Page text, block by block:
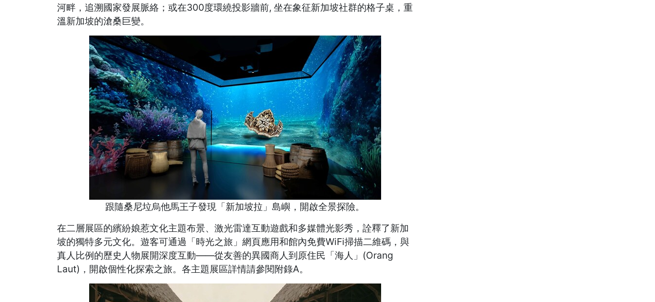
河畔，追溯國家發展脈絡；或在300度環繞投影牆前, 坐在象征新加坡社群的格子桌，重
溫新加坡的滄桑巨變。
跟隨桑尼垃烏他馬王子發現「新加坡拉」島嶼，開啟全景探險。
在二層展區的繽紛娘惹文化主題布景、激光雷達互動遊戲和多媒體光影秀，詮釋了新加
坡的獨特多元文化。遊客可通過「時光之旅」網頁應用和館內免費WiFi掃描二維碼，與
真人比例的歷史人物展開深度互動——從友善的異國商人到原住民「海人」(Orang
Laut)，開啟個性化探索之旅。各主題展區詳情請參閱附錄A。